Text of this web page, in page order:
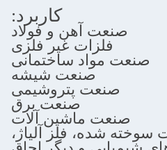
آهن و فولاد
فلزات غیر فلزی
ساختمانی
صنعت شیشه
پتروشیمی
صنعت برق
ماشین آلات
فلز آلیاژ،